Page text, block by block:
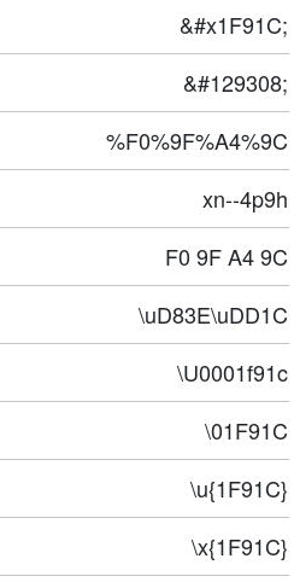
&#x1F91C;
&#129308;
%F0%9F%A4%9C
xn--4p9h
F0 9F A4 9C
\uD83E\uDD1C
\U0001f91c
\01F91C
\u{1F91C}
\x{1F91C}